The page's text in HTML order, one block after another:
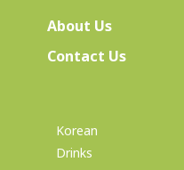
About Us(current)
Contact Us
Korean
Drinks